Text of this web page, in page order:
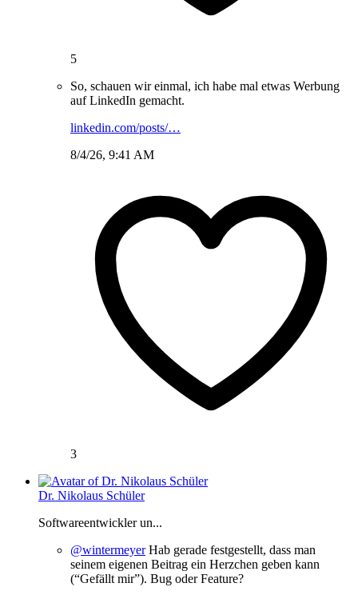
5
So, schauen wir einmal, ich habe mal etwas Werbung
auf LinkedIn gemacht.
linkedin.com/posts/…
8/4/26, 9:41 AM
3
Dr. Nikolaus Schüler
Softwareentwickler un...
@wintermeyerHab gerade festgestellt, dass man
seinem eigenen Beitrag ein Herzchen geben kann
(“Gefällt mir”). Bug oder Feature?